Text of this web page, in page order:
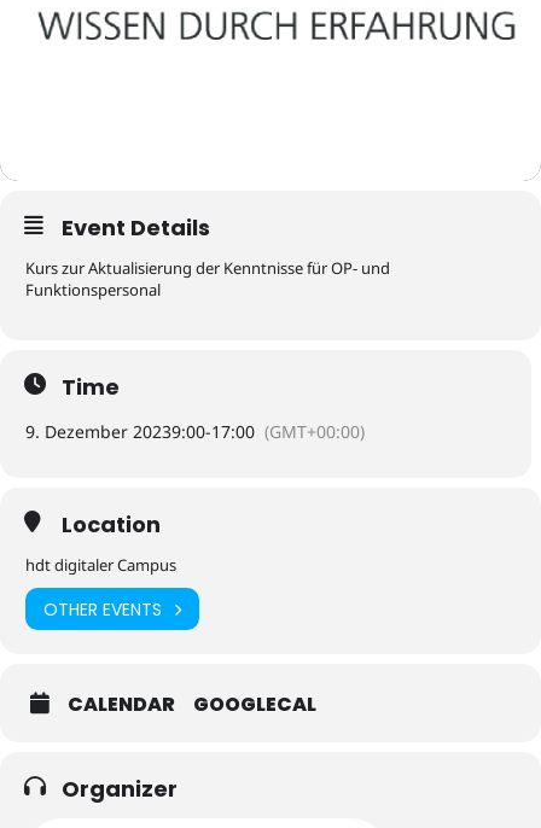
Event Details
Kurs zur Aktualisierung der Kenntnisse für OP- und
Funktionspersonal
Time
9. Dezember 20239:00-17:00 (GMT+00:00)
Location
hdt digitaler Campus
OTHER EVENTS
CALENDAR GOOGLECAL
Organizer